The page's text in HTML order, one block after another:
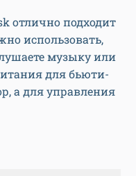
отлично подходит
использовать,
музыку или
для бьюти-
а для управления